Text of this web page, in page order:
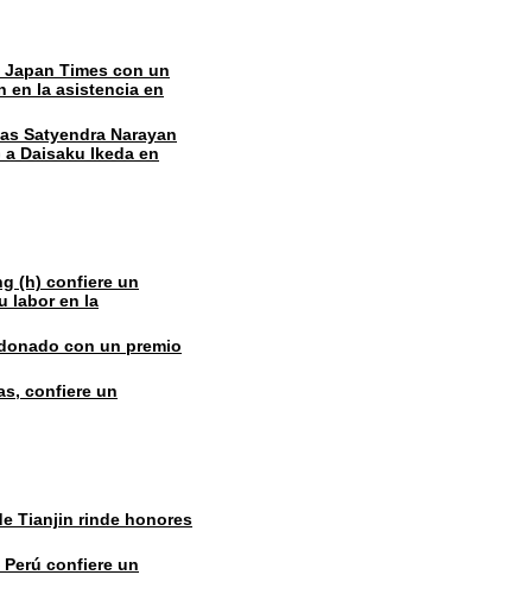
Times con un
en la asistencia en
Satyendra Narayan
Daisaku Ikeda en
(h) confiere un
labor en la
con un premio
confiere un
Tianjin rinde honores
confiere un